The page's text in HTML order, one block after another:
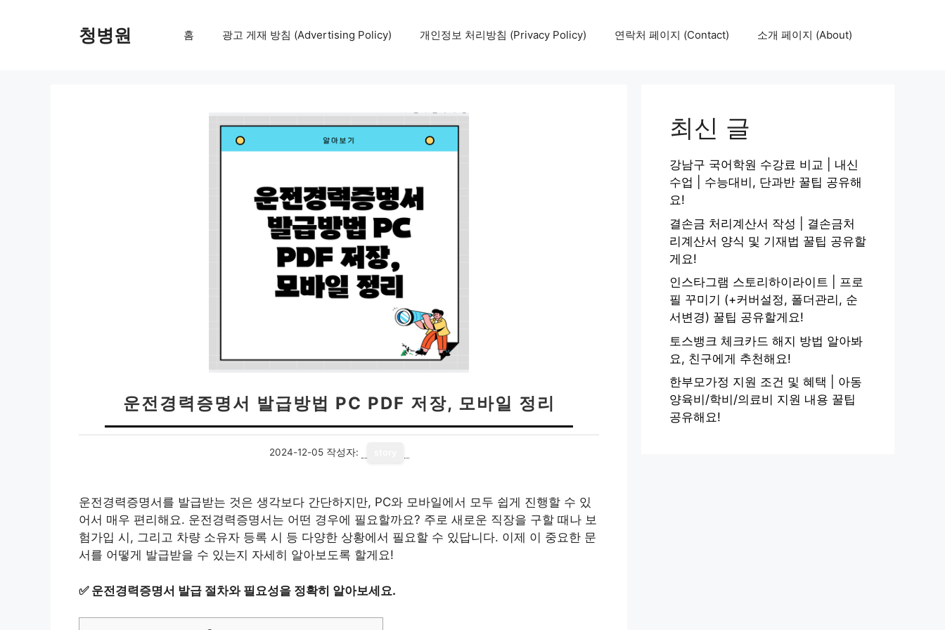
청병원 홈 광고 게재 방침 (Advertising Policy) 개인정보 처리방침 (Privacy Policy) 연락처 페이지 (Contact) 소개 페이지 (About)
운전경력증명서 발급방법 PC PDF 저장, 모바일 정리
2024-12-05 작성자:
운전경력증명서를 발급받는 것은 생각보다 간단하지만, PC와 모바일에서 모두 쉽게 진행할 수 있
어서 매우 편리해요. 운전경력증명서는 어떤 경우에 필요할까요? 주로 새로운 직장을 구할 때나 보
험가입 시, 그리고 차량 소유자 등록 시 등 다양한 상황에서 필요할 수 있답니다. 이제 이 중요한 문
서를 어떻게 발급받을 수 있는지 자세히 알아보도록 할게요!
✅ 운전경력증명서 발급 절차와 필요성을 정확히 알아보세요.
최신 글
강남구 국어학원 수강료 비교 | 내신
수업 | 수능대비, 단과반 꿀팁 공유해
요!
결손금 처리계산서 작성 | 결손금처
리계산서 양식 및 기재법 꿀팁 공유할
게요!
인스타그램 스토리하이라이트 | 프로
필 꾸미기 (+커버설정, 폴더관리, 순
서변경) 꿀팁 공유할게요!
토스뱅크 체크카드 해지 방법 알아봐
요, 친구에게 추천해요!
한부모가정 지원 조건 및 혜택 | 아동
양육비/학비/의료비 지원 내용 꿀팁
공유해요!